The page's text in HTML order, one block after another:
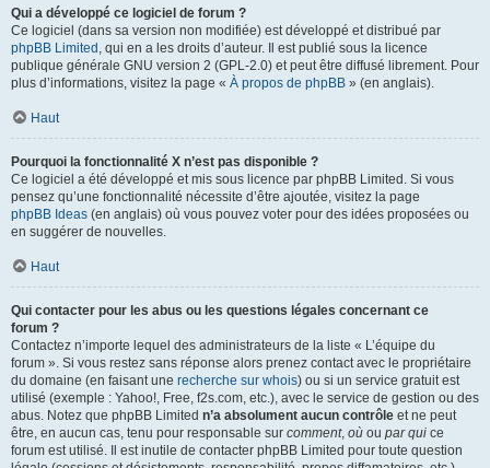
Qui a développé ce logiciel de forum ?
Ce logiciel (dans sa version non modifiée) est développé et distribué par
phpBB Limited , qui en a les droits d’auteur. Il est publié sous la licence
publique générale GNU version 2 (GPL-2.0) et peut être diffusé librement. Pour
plus d’informations, visitez la page « À propos de phpBB » (en anglais).
Haut
Pourquoi la fonctionnalité X n’est pas disponible ?
Ce logiciel a été développé et mis sous licence par phpBB Limited. Si vous
pensez qu’une fonctionnalité nécessite d’être ajoutée, visitez la page
phpBB Ideas (en anglais) où vous pouvez voter pour des idées proposées ou
en suggérer de nouvelles.
Haut
Qui contacter pour les abus ou les questions légales concernant ce
forum ?
Contactez n’importe lequel des administrateurs de la liste « L’équipe du
forum ». Si vous restez sans réponse alors prenez contact avec le propriétaire
du domaine (en faisant une recherche sur whois) ou si un service gratuit est
utilisé (exemple : Yahoo!, Free, f2s.com, etc.), avec le service de gestion ou des
abus. Notez que phpBB Limited n’a absolument aucun contrôle et ne peut
être, en aucun cas, tenu pour responsable sur comment, où ou par qui ce
forum est utilisé. Il est inutile de contacter phpBB Limited pour toute question